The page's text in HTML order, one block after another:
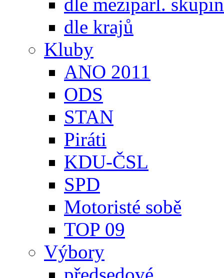
dle meziparl. skupin
dle krajů
Kluby
ANO 2011
ODS
STAN
Piráti
KDU-ČSL
SPD
Motoristé sobě
TOP 09
Výbory